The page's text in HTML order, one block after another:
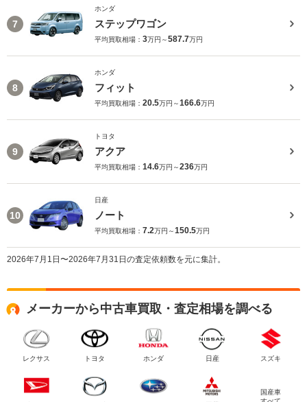
7
ホンダ
ステップワゴン
平均買取相場： 3万円～587.7万円
8
ホンダ
フィット
平均買取相場： 20.5万円～166.6万円
9
トヨタ
アクア
平均買取相場： 14.6万円～236万円
10
日産
ノート
平均買取相場： 7.2万円～150.5万円
2026年7月1日〜2026年7月31日の査定依頼数を元に集計。
メーカーから中古車買取・査定相場を調べる
レクサス トヨタ ホンダ 日産 スズキ
国産車